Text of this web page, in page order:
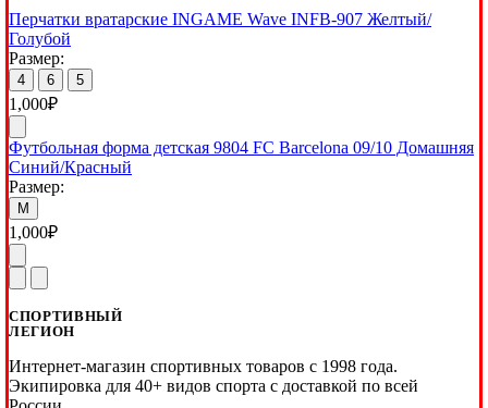
Перчатки вратарские INGAME Wave INFB-907 Желтый/
Голубой
Размер:
4 6 5
1,000₽
Футбольная форма детская 9804 FC Barcelona 09/10 Домашняя
Синий/Красный
Размер:
M
1,000₽
СПОРТИВНЫЙ
ЛЕГИОН
Интернет-магазин спортивных товаров с 1998 года.
Экипировка для 40+ видов спорта с доставкой по всей